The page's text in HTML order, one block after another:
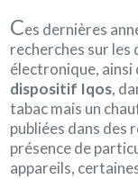
Ces dernières
recherches sur
électronique, ainsi
dispositif Iqos,
tabac mais un
publiées dans des
présence de
appareils,